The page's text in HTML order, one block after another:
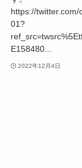
https://
01?
E158480...
2022年12月4日